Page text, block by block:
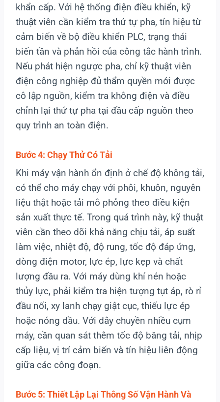
khẩn cấp. Với hệ thống điện điều khiển, kỹ
thuật viên cần kiểm tra thứ tự pha, tín hiệu từ
cảm biến về bộ điều khiển PLC, trạng thái
biến tần và phản hồi của công tắc hành trình.
Nếu phát hiện ngược pha, chỉ kỹ thuật viên
điện công nghiệp đủ thẩm quyền mới được
cô lập nguồn, kiểm tra không điện và điều
chỉnh lại thứ tự pha tại đầu cấp nguồn theo
quy trình an toàn điện.
Bước 4: Chạy Thử Có Tải
Khi máy vận hành ổn định ở chế độ không tải,
có thể cho máy chạy với phôi, khuôn, nguyên
liệu thật hoặc tải mô phỏng theo điều kiện
sản xuất thực tế. Trong quá trình này, kỹ thuật
viên cần theo dõi khả năng chịu tải, áp suất
làm việc, nhiệt độ, độ rung, tốc độ đáp ứng,
dòng điện motor, lực ép, lực kẹp và chất
lượng đầu ra. Với máy dùng khí nén hoặc
thủy lực, phải kiểm tra hiện tượng tụt áp, rò rỉ
đầu nối, xy lanh chạy giật cục, thiếu lực ép
hoặc nóng dầu. Với dây chuyền nhiều cụm
máy, cần quan sát thêm tốc độ băng tải, nhịp
cấp liệu, vị trí cảm biến và tín hiệu liên động
giữa các công đoạn.
Bước 5: Thiết Lập Lại Thông Số Vận Hành Và